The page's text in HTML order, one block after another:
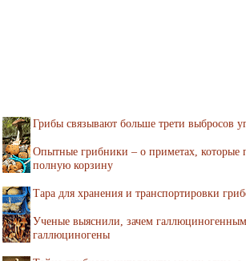
Грибы связывают больше трети выбросов
Опытные грибники – о приметах, которые
полную корзину
Тара для хранения и транспортировки
Ученые выяснили, зачем
галлюциногены